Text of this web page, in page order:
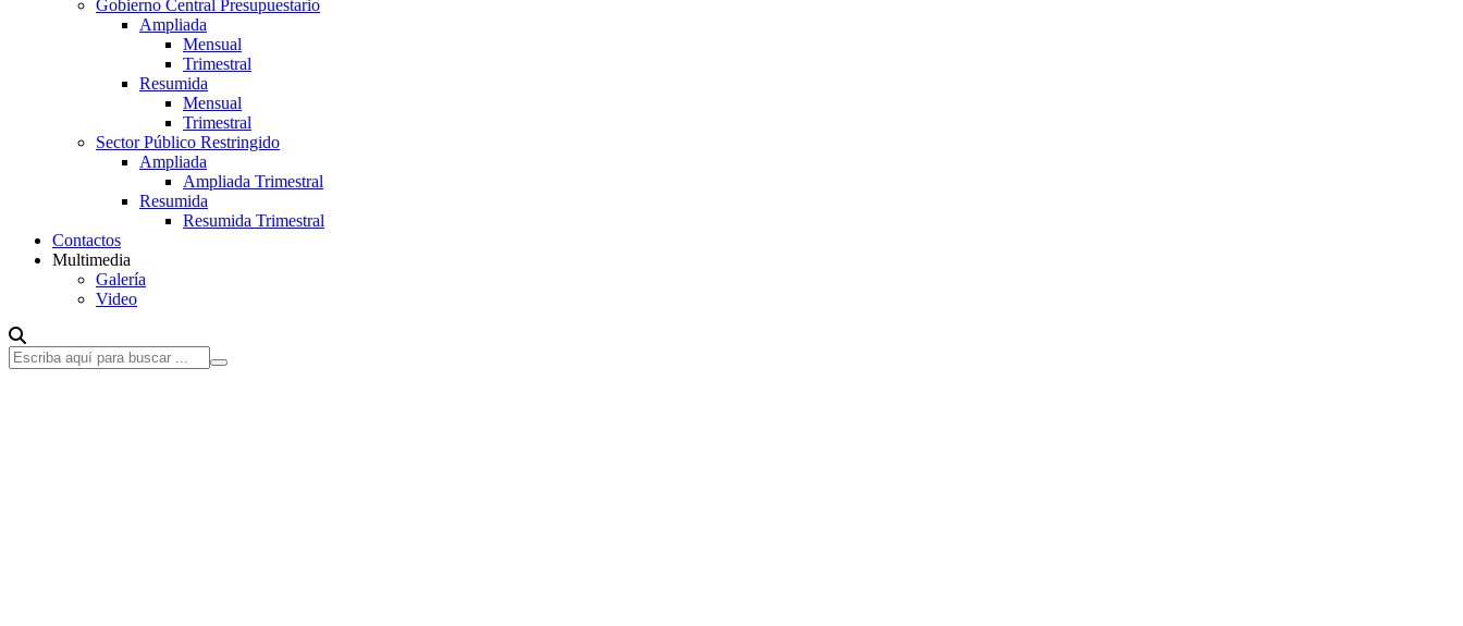
Gobierno Central Presupuestario
Ampliada
Mensual
Trimestral
Resumida
Mensual
Trimestral
Sector Público Restringido
Ampliada
Ampliada Trimestral
Resumida
Resumida Trimestral
Contactos
Multimedia
Galería
Video